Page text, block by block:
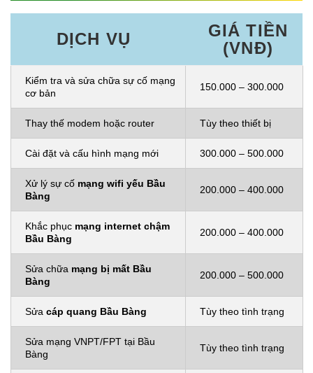
DỊCH VỤ
GIÁ TIỀN
(VNĐ)
Kiểm tra và sửa chữa sự cố mạng
cơ bản
150.000 – 300.000
Thay thế modem hoặc router Tùy theo thiết bị
Cài đặt và cấu hình mạng mới 300.000 – 500.000
Xử lý sự cố mạng wifi yếu Bầu
Bàng
200.000 – 400.000
Khắc phục mạng internet chậm
Bầu Bàng
200.000 – 400.000
Sửa chữa mạng bị mất Bầu
Bàng
200.000 – 500.000
Sửa cáp quang Bầu Bàng Tùy theo tình trạng
Sửa mạng VNPT/FPT tại Bầu
Bàng
Tùy theo tình trạng